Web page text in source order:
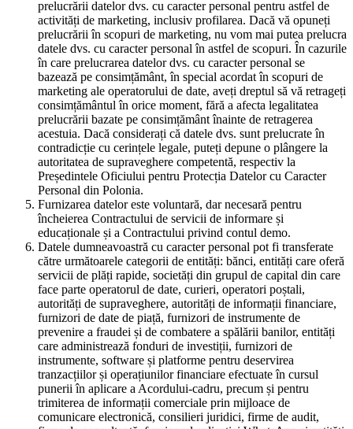
prelucrării datelor dvs. cu caracter personal pentru astfel de
activități de marketing, inclusiv profilarea. Dacă vă opuneți
prelucrării în scopuri de marketing, nu vom mai putea prelucra
datele dvs. cu caracter personal în astfel de scopuri. În cazurile
în care prelucrarea datelor dvs. cu caracter personal se
bazează pe consimțământ, în special acordat în scopuri de
marketing ale operatorului de date, aveți dreptul să vă retrageți
consimțământul în orice moment, fără a afecta legalitatea
prelucrării bazate pe consimțământ înainte de retragerea
acestuia. Dacă considerați că datele dvs. sunt prelucrate în
contradicție cu cerințele legale, puteți depune o plângere la
autoritatea de supraveghere competentă, respectiv la
Președintele Oficiului pentru Protecția Datelor cu Caracter
Personal din Polonia.
Furnizarea datelor este voluntară, dar necesară pentru
încheierea Contractului de servicii de informare și
educaționale și a Contractului privind contul demo.
Datele dumneavoastră cu caracter personal pot fi transferate
către următoarele categorii de entități: bănci, entități care oferă
servicii de plăți rapide, societăți din grupul de capital din care
face parte operatorul de date, curieri, operatori poștali,
autorități de supraveghere, autorități de informații financiare,
furnizori de date de piață, furnizori de instrumente de
prevenire a fraudei și de combatere a spălării banilor, entități
care administrează fonduri de investiții, furnizori de
instrumente, software și platforme pentru deservirea
tranzacțiilor și operațiunilor financiare efectuate în cursul
punerii în aplicare a Acordului-cadru, precum și pentru
trimiterea de informații comerciale prin mijloace de
comunicare electronică, consilieri juridici, firme de audit,